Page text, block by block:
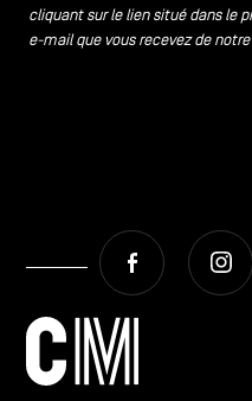
cliquant sur le lien situé dans le
e-mail que vous recevez de
Facebook